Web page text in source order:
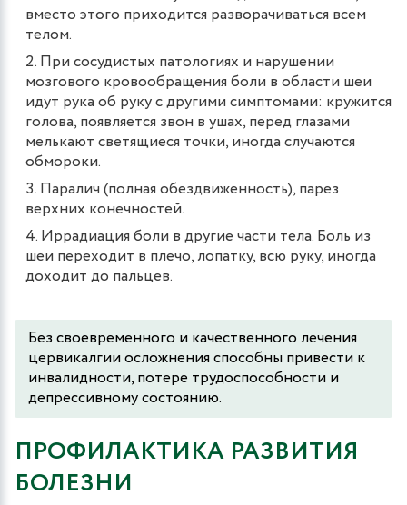
вместо этого приходится разворачиваться всем
телом.
При сосудистых патологиях и нарушении
мозгового кровообращения боли в области шеи
идут рука об руку с другими симптомами: кружится
голова, появляется звон в ушах, перед глазами
мелькают светящиеся точки, иногда случаются
обмороки.
Паралич (полная обездвиженность), парез
верхних конечностей.
Иррадиация боли в другие части тела. Боль из
шеи переходит в плечо, лопатку, всю руку, иногда
доходит до пальцев.
Без своевременного и качественного лечения
цервикалгии осложнения способны привести к
инвалидности, потере трудоспособности и
депрессивному состоянию.
ПРОФИЛАКТИКА РАЗВИТИЯ
БОЛЕЗНИ